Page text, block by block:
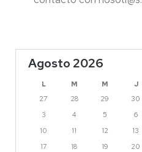
Agosto 2026
L M M J
27
28 29 30
3
4 5 6
10
11 12 13
17
18 19 20